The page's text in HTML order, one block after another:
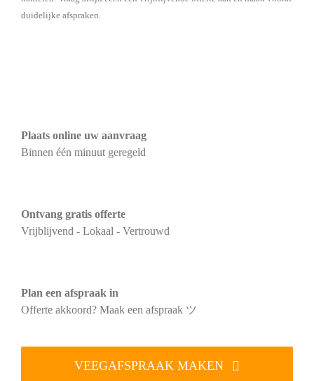
duidelijke afspraken.
Plaats online uw aanvraag
Binnen één minuut geregeld
Ontvang gratis offerte
Vrijblijvend - Lokaal - Vertrouwd
Plan een afspraak in
Offerte akkoord? Maak een afspraak ツ
VEEGAFSPRAAK MAKEN